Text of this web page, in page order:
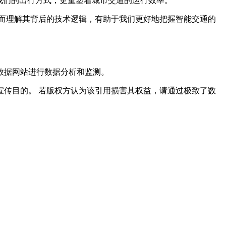
解其背后的技术逻辑，有助于我们更好地把握智能交通的
网站进行数据分析和监测。
目的。 若版权方认为该引用损害其权益，请通过极致了数